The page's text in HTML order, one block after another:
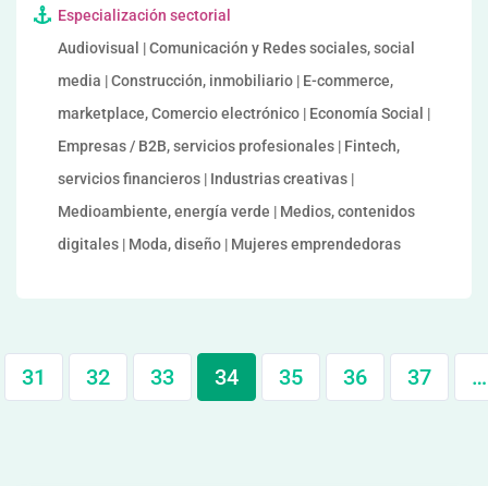
Especialización sectorial
Audiovisual | Comunicación y Redes sociales, social
media | Construcción, inmobiliario | E-commerce,
marketplace, Comercio electrónico | Economía Social |
Empresas / B2B, servicios profesionales | Fintech,
servicios financieros | Industrias creativas |
Medioambiente, energía verde | Medios, contenidos
digitales | Moda, diseño | Mujeres emprendedoras
31 32 33 34 35 36 37 …